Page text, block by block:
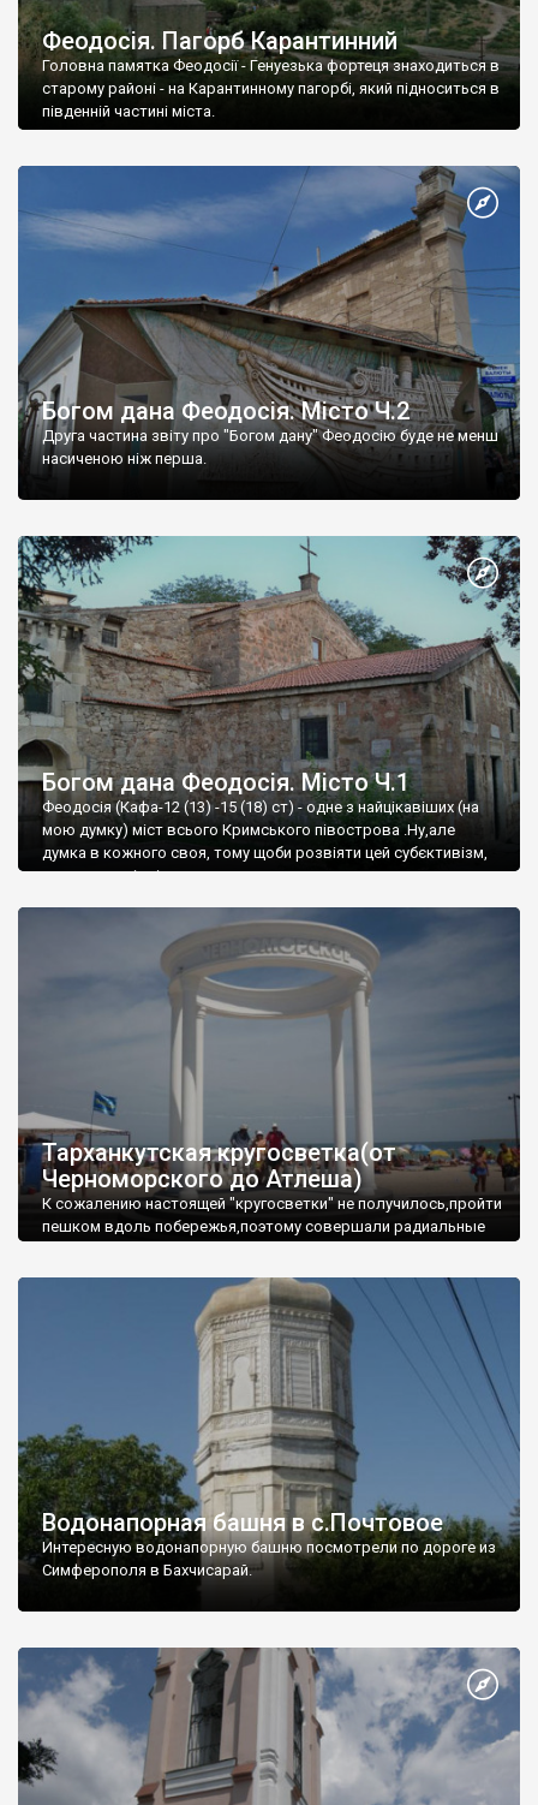
Феодосія. Пагорб Карантинний
Головна памятка Феодосії - Генуезька фортеця знаходиться в
старому районі - на Карантинному пагорбі, який підноситься в
південній частині міста.
Богом дана Феодосія. Місто Ч.2
Друга частина звіту про "Богом дану" Феодосію буде не менш
насиченою ніж перша.
Богом дана Феодосія. Місто Ч.1
Феодосія (Кафа-12 (13) -15 (18) ст) - одне з найцікавіших (на
мою думку) міст всього Кримського півострова .Ну,але
думка в кожного своя, тому щоби розвіяти цей субєктивізм,
запрошую відвідати це
Тарханкутская кругосветка(от
Черноморского до Атлеша)
К сожалению настоящей "кругосветки" не получилось,пройти
пешком вдоль побережья,поэтому совершали радиальные
Водонапорная башня в с.Почтовое
Интересную водонапорную башню посмотрели по дороге из
Симферополя в Бахчисарай.